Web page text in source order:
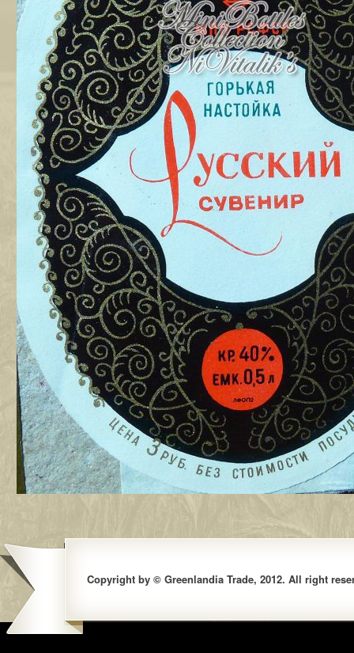
Copyright by © Greenlandia Trade, 2012. All right